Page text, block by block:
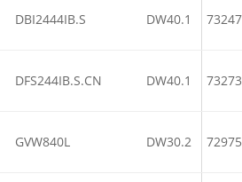
DBI2444IB.S DW40.1
DFS244IB.S.CN DW40.1
GVW840L DW30.2